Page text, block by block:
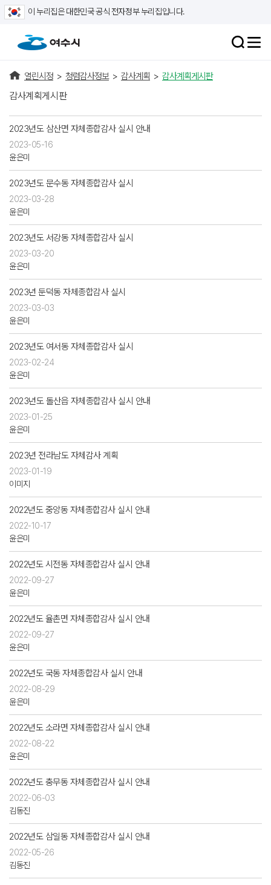
이 누리집은 대한민국 공식 전자정부 누리집입니다.
열린시정 > 청렴감사정보 > 감사계획 > 감사계획게시판
감사계획게시판
2023년도 삼산면 자체종합감사 실시 안내
2023-05-16
윤은미
2023년도 문수동 자체종합감사 실시
2023-03-28
윤은미
2023년도 서강동 자체종합감사 실시
2023-03-20
윤은미
2023년 둔덕동 자체종합감사 실시
2023-03-03
윤은미
2023년도 여서동 자체종합감사 실시
2023-02-24
윤은미
2023년도 돌산읍 자체종합감사 실시 안내
2023-01-25
윤은미
2023년 전라남도 자체감사 계획
2023-01-19
이미지
2022년도 중앙동 자체종합감사 실시 안내
2022-10-17
윤은미
2022년도 시전동 자체종합감사 실시 안내
2022-09-27
윤은미
2022년도 율촌면 자체종합감사 실시 안내
2022-09-27
윤은미
2022년도 국동 자체종합감사 실시 안내
2022-08-29
윤은미
2022년도 소라면 자체종합감사 실시 안내
2022-08-22
윤은미
2022년도 충무동 자체종합감사 실시 안내
2022-06-03
김동진
2022년도 삼일동 자체종합감사 실시 안내
2022-05-26
김동진